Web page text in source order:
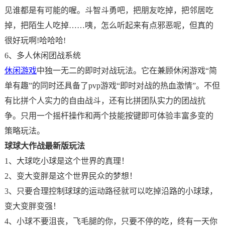
见谁都是有可能的喔。斗智斗勇吧，把朋友吃掉，把邻居吃
掉，把陌生人吃掉……咦，怎么听起来有点邪恶呢，但真的
很好玩啊!哈哈哈!
6、多人休闲团战系统
休闲游戏中独一无二的即时对战玩法。它在兼顾休闲游戏“简
单有趣”的同时还具备了pvp游戏“即时对战的热血激情”。不但
有比拼个人实力的自由战斗，还有比拼团队实力的团战抗
争。只用一个摇杆操作和两个技能按键即可体验丰富多变的
策略玩法。
球球大作战最新版玩法
1、大球吃小球是这个世界的真理！
2、变大变胖是这个世界民众的梦想！
3、只要合理控制球球的运动路径就可以吃掉沿路的小球球，
变大变胖变强！
4、小球不要沮丧，飞毛腿的你，只要不停的吃，终有一天你